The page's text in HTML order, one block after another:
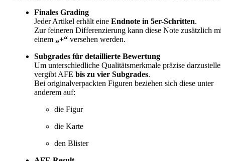
Finales Grading
Jeder Artikel erhält eine Endnote in 5er-Schritten.
Zur feineren Differenzierung kann diese Note zusätzlich mit
einem „+“ versehen werden.
Subgrades für detaillierte Bewertung
Um unterschiedliche Qualitätsmerkmale präzise
vergibt AFE bis zu vier Subgrades.
Bei originalverpackten Figuren beziehen sich diese unter
anderem auf:
die Figur
die Karte
den Blister